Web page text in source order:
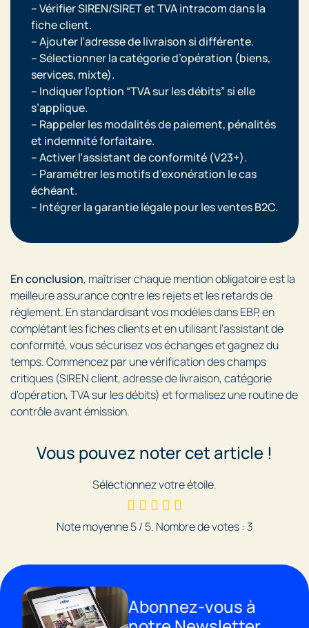
– VérifierSIREN/SIRET et TVAintracom dans la
fiche client.
– Ajouter l’adresse de livraisonsi différente.
– Sélectionner lacatégorie d’opération (biens,
services, mixte).
– Indiquer l’option “TVA sur les débits” si elle
s’applique.
– Rappeler lesmodalités de paiement, pénalités
et indemnité forfaitaire.
– Activer l’assistant de conformité (V23+).
– Paramétrer lesmotifs d’exonération le cas
échéant.
– Intégrer lagarantie légalepour les ventes B2C.
En conclusion, maîtriser chaque mention obligatoire est la
meilleure assurance contre les rejets et les retards de
règlement. En standardisant vos modèles dans EBP, en
complétant les fiches clients et en utilisant l’assistant de
conformité, vous sécurisez vos échanges et gagnez du
temps. Commencez par une vérification des champs
critiques (SIREN client, adresse de livraison, catégorie
d’opération, TVA sur les débits) et formalisez une routine de
contrôle avant émission.
Vous pouvez noter cet article !
Sélectionnez votre étoile.
Note moyenne5/ 5. Nombre de votes : 3
Abonnez-vous à